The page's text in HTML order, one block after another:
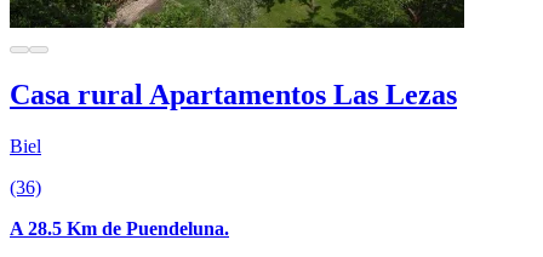
Casa rural Apartamentos Las Lezas
Biel
(36)
A 28.5 Km de Puendeluna.